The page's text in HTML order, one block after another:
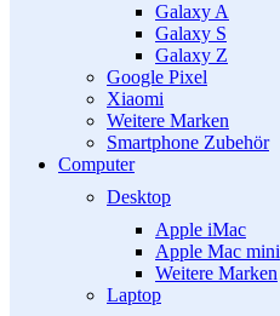
Galaxy A
Galaxy S
Galaxy Z
Google Pixel
Xiaomi
Weitere Marken
Smartphone Zubehör
Computer
Desktop
Apple iMac
Apple Mac mini
Weitere Marken
Laptop